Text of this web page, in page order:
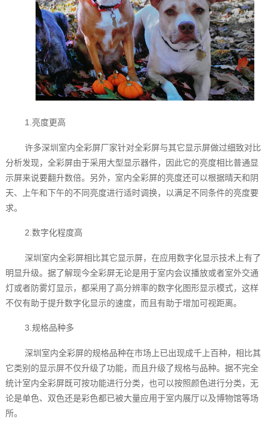
1.亮度更高
许多深圳室内全彩屏厂家针对全彩屏与其它显示屏做过细致对比
分析发现，全彩屏由于采用大型显示器件，因此它的亮度相比普通显
示屏来说要翻升数倍。另外，室内全彩屏的亮度还可以根据晴天和阴
天、上午和下午的不同亮度进行适时调换，以满足不同条件的亮度要
求。
2.数字化程度高
深圳室内全彩屏相比其它显示屏，在应用数字化显示技术上有了
明显升级。据了解现今全彩屏无论是用于室内会议播放或者室外交通
灯或者防雾灯显示，都采用了高分辨率的数字化图形显示模式，这样
不仅有助于提升数字化显示的速度，而且有助于增加可视距离。
3.规格品种多
深圳室内全彩屏的规格品种在市场上已出现成千上百种，相比其
它类别的显示屏不仅升级了功能，而且升级了规格与品种。据不完全
统计室内全彩屏既可按功能进行分类，也可以按照颜色进行分类，无
论是单色、双色还是彩色都已被大量应用于室内展厅以及博物馆等场
所。